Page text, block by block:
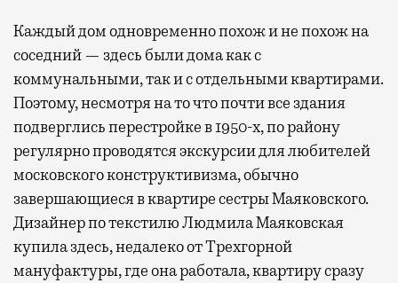
Каждый дом одновременно похож и не похож на
соседний — здесь были дома как с
коммунальными, так и с отдельными квартирами.
Поэтому, несмотря на то что почти все здания
подверглись перестройке в 1950-х, по району
регулярно проводятся экскурсии для любителей
московского конструктивизма, обычно
завершающиеся в квартире сестры Маяковского.
Дизайнер по текстилю Людмила Маяковская
купила здесь, недалеко от Трехгорной
мануфактуры, где она работала, квартиру сразу